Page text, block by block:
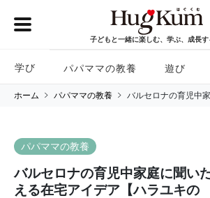
子どもと一緒に楽しむ、学ぶ、成長す
学び パパママの教養 遊び
ホーム パパママの教養 バルセロナの育児中
パパママの教養
バルセロナの育児中家庭に聞い
える在宅アイデア【ハラユキの